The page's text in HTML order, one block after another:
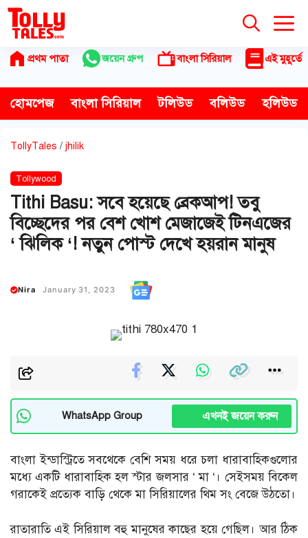
Skip
content
প্রথম পাতা জয়েন গ্রুপ বাংলা সিরিয়াল এই মুহূর্তে
হোমপেজ বাংলা সিরিয়াল টলিউড বলিউড হলিউড
TollyTales / jhilik
Tollywood
Tithi Basu: সবে হয়েছে ব্রেকআপ! তবু
বিচ্ছেদের পর বেশ খোশ মেজাজেই টিনএজের
‘ ঝিলিক ‘! নতুন পোস্ট দেখে হয়রান মানুষ
Nira January 31, 2023
WhatsApp Group এখনই জয়েন করুন
বাংলা ইন্ডাস্ট্রিতে সবথেকে বেশি সময় ধরে চলা ধারাবাহিকগুলোর
মধ্যে একটি ধারাবাহিক হল স্টার জলসার ‘ মা ‘। সেইসময় বিকেল
গরাকেই প্রত্যেক বাড়ি থেকে মা সিরিয়ালের থিম সং বেজে উঠতো।
রাতারাতি এই সিরিয়াল বহু মানুষের কাছের হয়ে গেছিল। আর ঠিক